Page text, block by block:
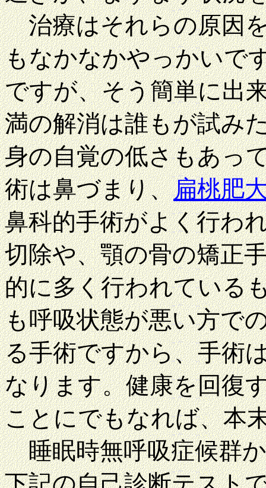
治療はそれらの原因
もなかなかやっかいで
ですが、そう簡単に出
満の解消は誰もが試み
身の自覚の低さもあっ
術は鼻づまり、扁桃肥
鼻科的手術がよく行わ
切除や、顎の骨の矯正
的に多く行われている
も呼吸状態が悪い方で
る手術ですから、手術
なります。健康を回復
ことにでもなれば、本
睡眠時無呼吸症候群